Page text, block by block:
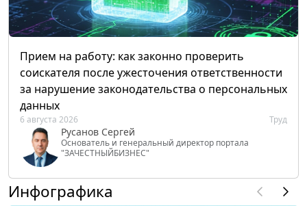
Прием на работу: как законно проверить
соискателя после ужесточения ответственности
за нарушение законодательства о персональных
данных
6 августа 2026 Труд
Русанов Сергей
Основатель и генеральный директор портала
"ЗАЧЕСТНЫЙБИЗНЕС"
Инфографика